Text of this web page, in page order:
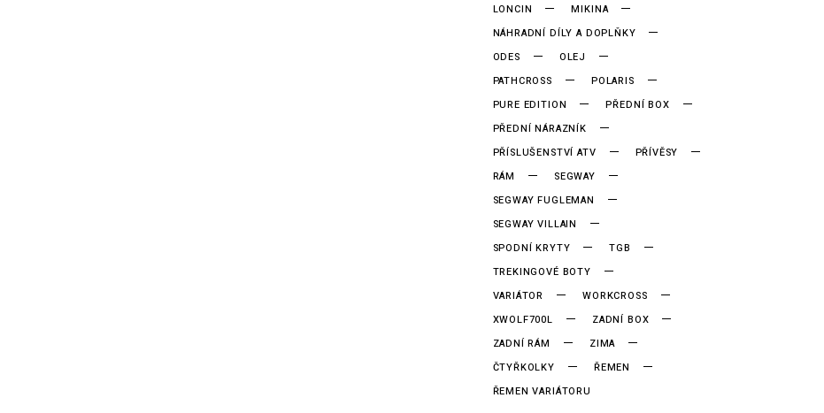
LONCIN
MIKINA
NÁHRADNÍ DÍLY A DOPLŇKY
ODES
OLEJ
PATHCROSS
POLARIS
PURE EDITION
PŘEDNÍ BOX
PŘEDNÍ NÁRAZNÍK
PŘÍSLUŠENSTVÍ ATV
PŘÍVĚSY
RÁM
SEGWAY
SEGWAY FUGLEMAN
SEGWAY VILLAIN
SPODNÍ KRYTY
TGB
TREKINGOVÉ BOTY
VARIÁTOR
WORKCROSS
XWOLF700L
ZADNÍ BOX
ZADNÍ RÁM
ZIMA
ČTYŘKOLKY
ŘEMEN
ŘEMEN VARIÁTORU